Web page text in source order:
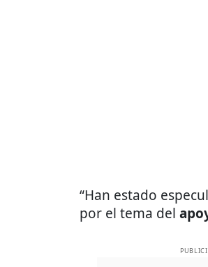
“Han estado
por el tema del